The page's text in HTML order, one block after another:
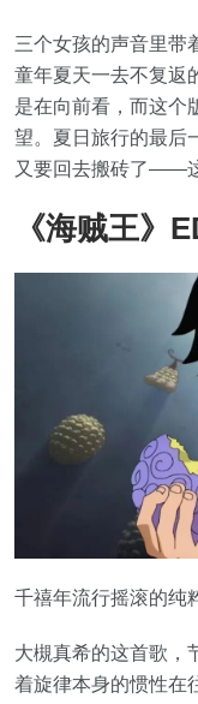
三个女孩的声音里带
童年夏天一去不复返
是在向前看，而这个
望。夏日旅行的最后
又要回去搬砖了——
《海贼王》
千禧年流行摇滚的纯
大槻真希的这首歌，
着旋律本身的惯性在